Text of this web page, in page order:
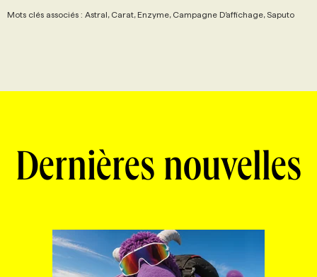
Mots clés associés : Astral, Carat, Enzyme, Campagne D’affichage, Saputo
Dernières nouvelles